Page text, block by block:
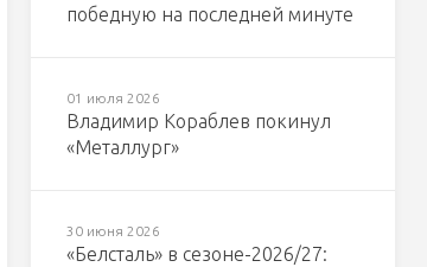
победную на последней минуте
01 июля 2026
Владимир Кораблев покинул
«Металлург»
30 июня 2026
«Белсталь» в сезоне-2026/27: